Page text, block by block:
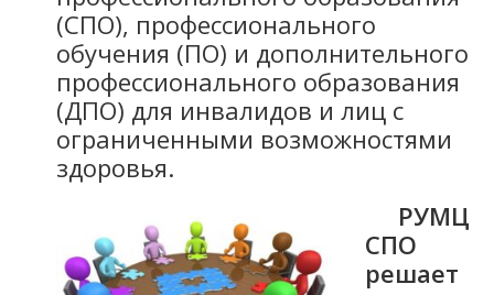
(СПО), профессионального
обучения (ПО) и дополнительного
профессионального образования
(ДПО) для инвалидов и лиц с
ограниченными возможностями
здоровья.
РУМЦ
СПО
решает